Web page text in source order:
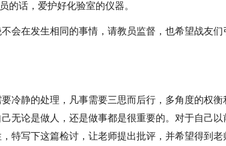
的话，爱护好化验室的仪器。
会在发生相同的事情，请教员监督，也希望战友们
冷静的处理，凡事需要三思而后行，多角度的权衡
无论是做人，还是做事都是很重要的。对于自己以
特写下这篇检讨，让老师提出批评，并希望得到老